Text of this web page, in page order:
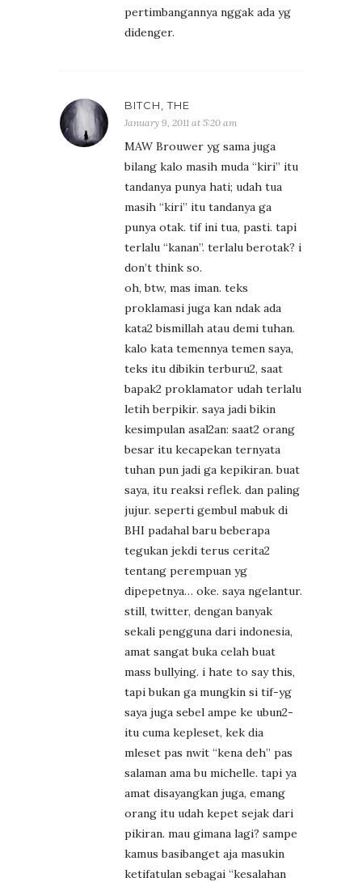
pertimbangannya nggak ada yg
didenger.
BITCH, THE
January 9, 2011 at 5:20 am
MAW Brouwer yg sama juga
bilang kalo masih muda “kiri” itu
tandanya punya hati; udah tua
masih “kiri” itu tandanya ga
punya otak. tif ini tua, pasti. tapi
terlalu “kanan”. terlalu berotak? i
don’t think so.
oh, btw, mas iman. teks
proklamasi juga kan ndak ada
kata2 bismillah atau demi tuhan.
kalo kata temennya temen saya,
teks itu dibikin terburu2, saat
bapak2 proklamator udah terlalu
letih berpikir. saya jadi bikin
kesimpulan asal2an: saat2 orang
besar itu kecapekan ternyata
tuhan pun jadi ga kepikiran. buat
saya, itu reaksi reflek. dan paling
jujur. seperti gembul mabuk di
BHI padahal baru beberapa
tegukan jekdi terus cerita2
tentang perempuan yg
dipepetnya… oke. saya ngelantur.
still, twitter, dengan banyak
sekali pengguna dari indonesia,
amat sangat buka celah buat
mass bullying. i hate to say this,
tapi bukan ga mungkin si tif-yg
saya juga sebel ampe ke ubun2-
itu cuma kepleset, kek dia
mleset pas nwit “kena deh” pas
salaman ama bu michelle. tapi ya
amat disayangkan juga, emang
orang itu udah kepet sejak dari
pikiran. mau gimana lagi? sampe
kamus basibanget aja masukin
ketifatulan sebagai “kesalahan